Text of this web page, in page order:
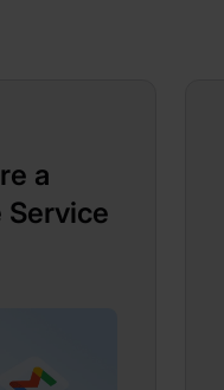
a
Service